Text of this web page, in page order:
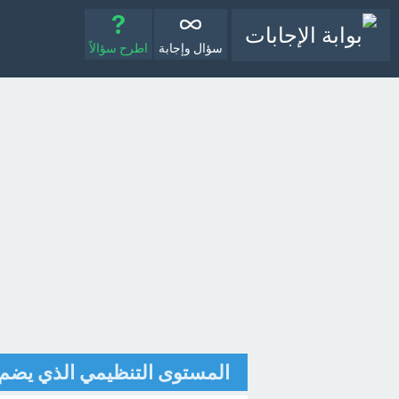
سؤال وإجابة اطرح سؤالاً
المستوى التنظيمي الذي